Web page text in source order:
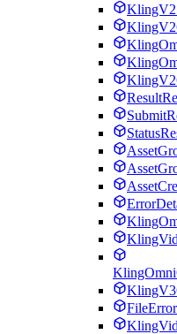
FileError